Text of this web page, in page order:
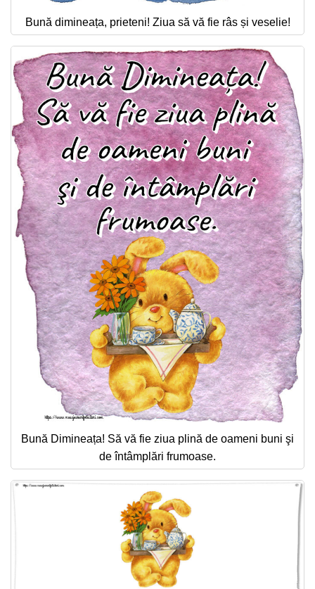
Bună dimineața, prieteni! Ziua să vă fie râs și veselie!
Bună Dimineața! Să vă fie ziua plină de oameni buni şi
de întâmplări frumoase.